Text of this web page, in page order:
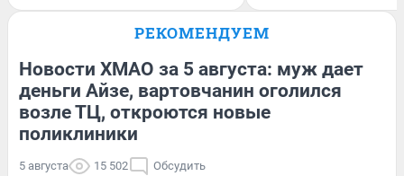
РЕКОМЕНДУЕМ
Новости ХМАО за 5 августа: муж дает
деньги Айзе, вартовчанин оголился
возле ТЦ, откроются новые
поликлиники
5 августа 15 502 Обсудить